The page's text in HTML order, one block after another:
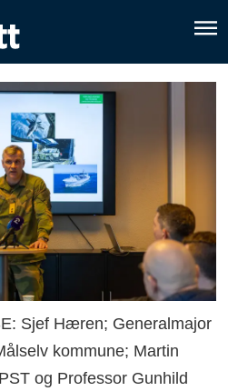
Sjef Hæren; Generalmajor
kommune; Martin
og Professor Gunhild